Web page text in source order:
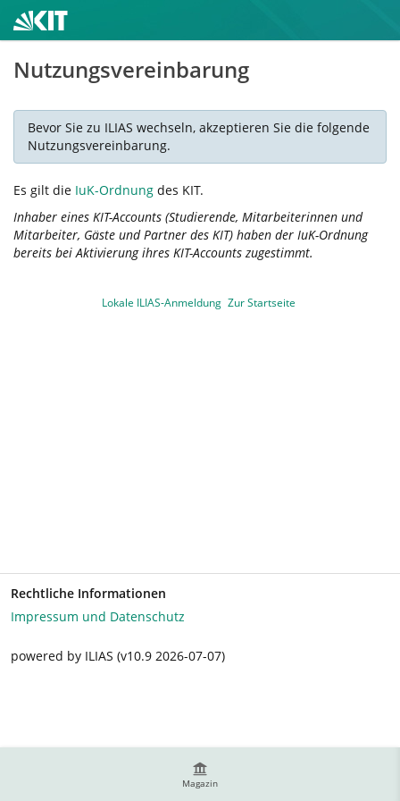
Magazin
Nutzungsvereinbarung
Bevor Sie zu ILIAS wechseln, akzeptieren Sie die folgende
Nutzungsvereinbarung.
Es gilt die IuK-Ordnung des KIT.
Inhaber eines KIT-Accounts (Studierende, Mitarbeiterinnen und
Mitarbeiter, Gäste und Partner des KIT) haben der IuK-Ordnung
bereits bei Aktivierung ihres KIT-Accounts zugestimmt.
Lokale ILIAS-Anmeldung Zur Startseite
Rechtliche Informationen
Impressum und Datenschutz
powered by ILIAS (v10.9 2026-07-07)